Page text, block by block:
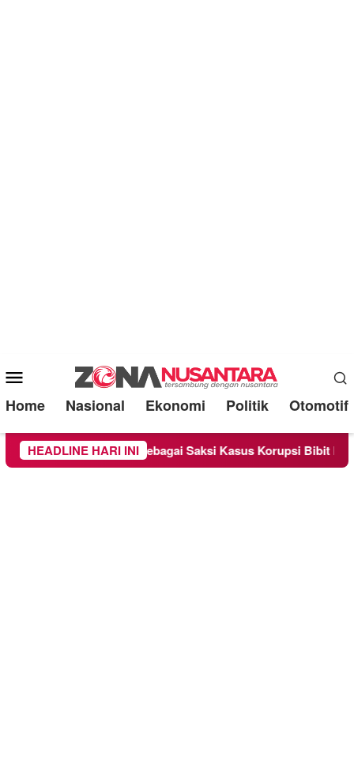
Mobile
Menu
Home Nasional Ekonomi Politik Otomotif
HEADLINE HARI INI
Diperiksa Sebagai Saksi Kasus Korupsi Bibit Nanas